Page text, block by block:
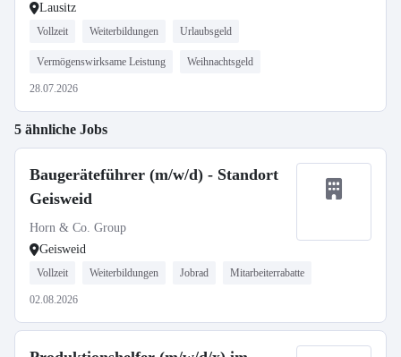
Lausitz
Vollzeit Weiterbildungen Urlaubsgeld
Vermögenswirksame Leistung Weihnachtsgeld
28.07.2026
5 ähnliche Jobs
Baugeräteführer (m/w/d) - Standort
Geisweid
Horn & Co. Group
Geisweid
Vollzeit Weiterbildungen Jobrad Mitarbeiterrabatte
02.08.2026